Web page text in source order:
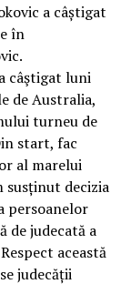
a câștigat
în
câştigat luni
de Australia,
turneu de
start, fac
al marelui
susținut decizia
persoanelor
de judecată a
această
judecății